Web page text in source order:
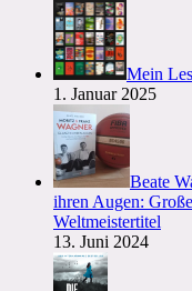
Mein
1. Januar 2025
Beate
ihren Augen:
Weltmeistertitel
13. Juni 2024